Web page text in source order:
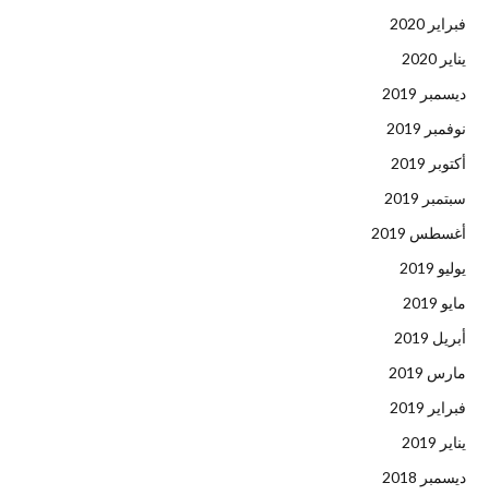
فبراير 2020
يناير 2020
ديسمبر 2019
نوفمبر 2019
أكتوبر 2019
سبتمبر 2019
أغسطس 2019
يوليو 2019
مايو 2019
أبريل 2019
مارس 2019
فبراير 2019
يناير 2019
ديسمبر 2018